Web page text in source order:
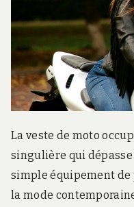
La veste de moto
singulière qui
simple équipement de
la mode